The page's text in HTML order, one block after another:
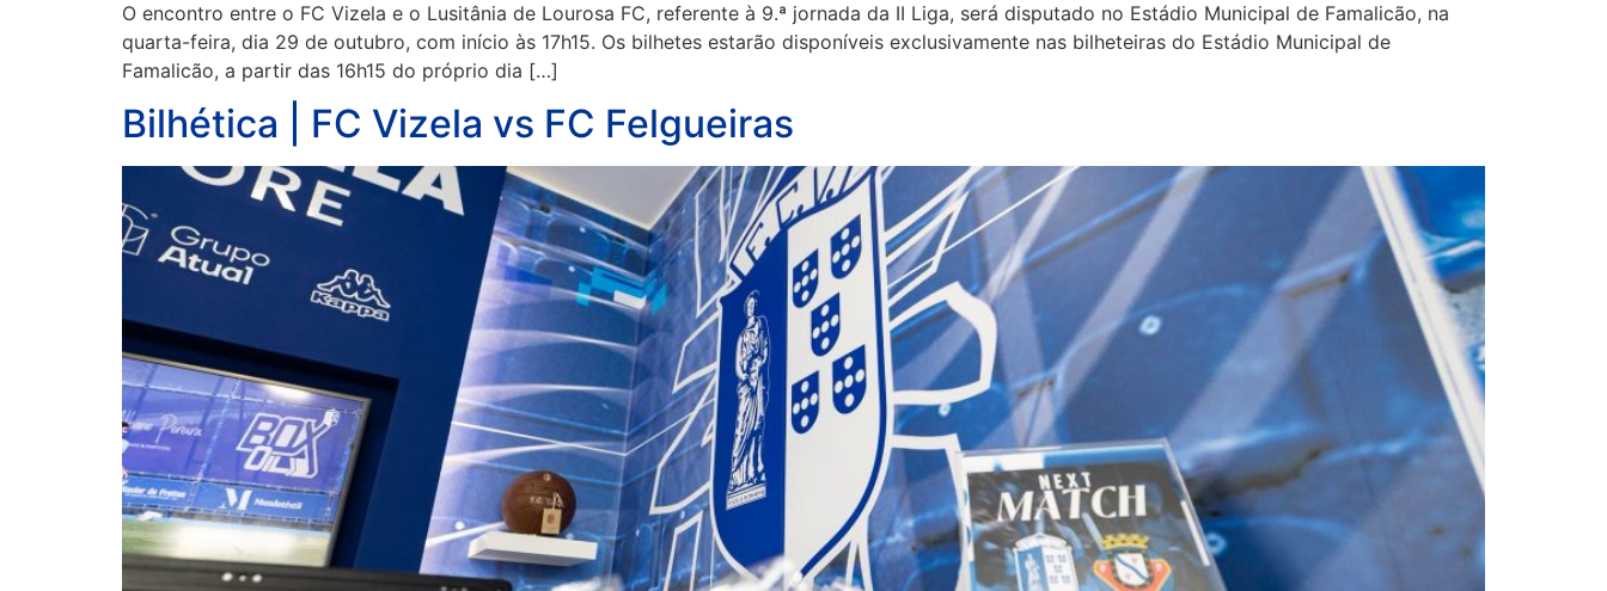
O encontro entre o FC Vizela e o Lusitânia de Lourosa FC, referente à 9.ª jornada da II Liga, será disputado no Estádio Municipal de Famalicão, na
quarta-feira, dia 29 de outubro, com início às 17h15. Os bilhetes estarão disponíveis exclusivamente nas bilheteiras do Estádio Municipal de
Famalicão, a partir das 16h15 do próprio dia […]
Bilhética | FC Vizela vs FC Felgueiras